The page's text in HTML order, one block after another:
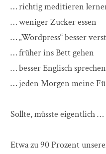
… richtig meditieren
… weniger Zucker essen
… „Wordpress“ besser
… früher ins Bett gehen
… besser Englisch
… jeden Morgen meine
Sollte, müsste eigentlich …
Etwa zu 90 Prozent